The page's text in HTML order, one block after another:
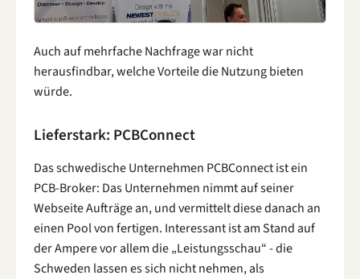
Auch auf mehrfache Nachfrage war nicht
herausfindbar, welche Vorteile die Nutzung bieten
würde.
Lieferstark: PCBConnect
Das schwedische Unternehmen PCBConnect ist ein
PCB-Broker: Das Unternehmen nimmt auf seiner
Webseite Aufträge an, und vermittelt diese danach an
einen Pool von fertigen. Interessant ist am Stand auf
der Ampere vor allem die „Leistungsschau“ - die
Schweden lassen es sich nicht nehmen, als